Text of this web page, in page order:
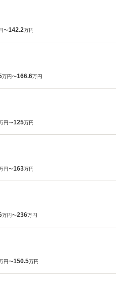
〜142.2万円
万円〜166.6万円
円〜125万円
円〜163万円
万円〜236万円
円〜150.5万円